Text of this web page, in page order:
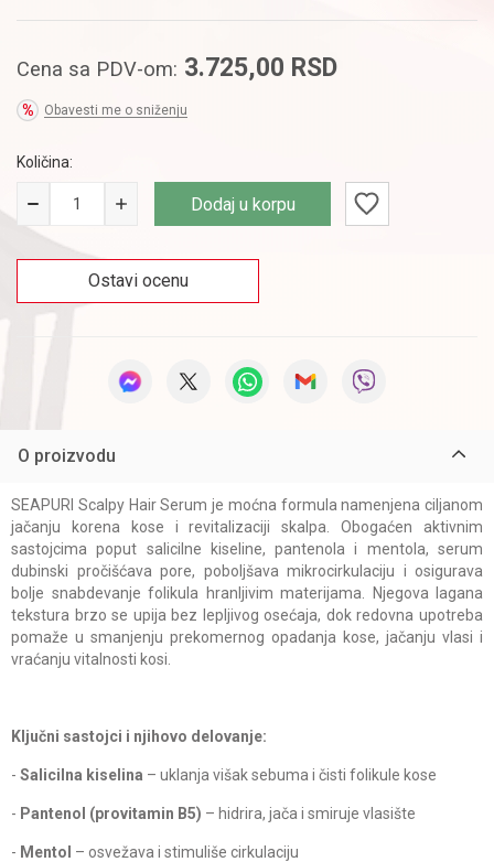
Cena sa PDV-om: 3.725,00 RSD
Obavesti me o sniženju
Količina:
Dodaj u korpu
Ostavi ocenu
O proizvodu
SEAPURI Scalpy Hair Serum je moćna formula namenjena ciljanom
jačanju korena kose i revitalizaciji skalpa. Obogaćen aktivnim
sastojcima poput salicilne kiseline, pantenola i mentola, serum
dubinski pročišćava pore, poboljšava mikrocirkulaciju i osigurava
bolje snabdevanje folikula hranljivim materijama. Njegova lagana
tekstura brzo se upija bez lepljivog osećaja, dok redovna upotreba
pomaže u smanjenju prekomernog opadanja kose, jačanju vlasi i
vraćanju vitalnosti kosi.
Ključni sastojci i njihovo delovanje:
- Salicilna kiselina – uklanja višak sebuma i čisti folikule kose
- Pantenol (provitamin B5) – hidrira, jača i smiruje vlasište
- Mentol – osvežava i stimuliše cirkulaciju